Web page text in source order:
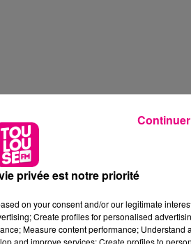
privée est notre priorité
on your consent and/or our legitimate
Create profiles for personalised
Measure content performance; Understand
and improve services; Create profiles to